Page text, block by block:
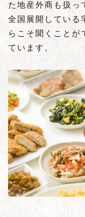
た地産外商も扱っ
全国展開している
らこそ聞くことが
ています。